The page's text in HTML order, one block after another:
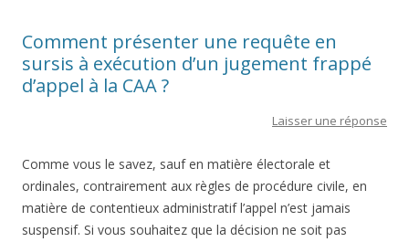
Comment présenter une requête en
sursis à exécution d’un jugement frappé
d’appel à la CAA ?
Laisser une réponse
Comme vous le savez, sauf en matière électorale et
ordinales, contrairement aux règles de procédure civile, en
matière de contentieux administratif l’appel n’est jamais
suspensif. Si vous souhaitez que la décision ne soit pas